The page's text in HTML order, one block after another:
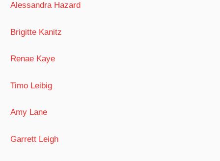
Alessandra Hazard
Brigitte Kanitz
Renae Kaye
Timo Leibig
Amy Lane
Garrett Leigh